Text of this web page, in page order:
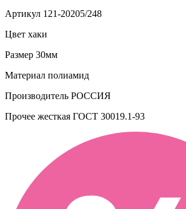
Артикул 121-20205/248
Цвет хаки
Размер 30мм
Материал полиамид
Производитель РОССИЯ
Прочее жесткая ГОСТ 30019.1-93